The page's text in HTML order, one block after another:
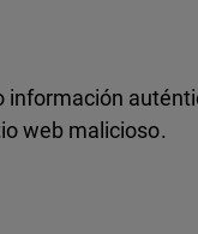
web malicioso.